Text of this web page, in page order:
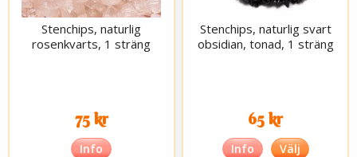
Stenchips, naturlig
rosenkvarts, 1 sträng
75 kr
Info
Stenchips, naturlig svart
obsidian, tonad, 1 sträng
65 kr
Info Välj